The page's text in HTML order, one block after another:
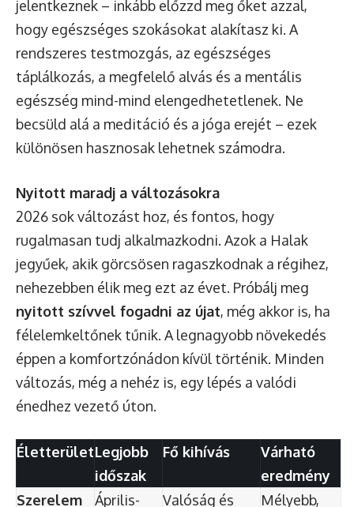
jelentkeznek – inkább előzzd meg őket azzal,
hogy egészséges szokásokat alakítasz ki. A
rendszeres testmozgás, az egészséges
táplálkozás, a megfelelő alvás és a mentális
egészség mind-mind elengedhetetlenek. Ne
becsüld alá a meditáció és a jóga erejét – ezek
különösen hasznosak lehetnek számodra.
Nyitott maradj a változásokra
2026 sok változást hoz, és fontos, hogy
rugalmasan tudj alkalmazkodni. Azok a Halak
jegyűek, akik görcsösen ragaszkodnak a régihez,
nehezebben élik meg ezt az évet. Próbálj meg
nyitott szívvel fogadni az újat, még akkor is, ha
félelemkeltőnek tűnik. A legnagyobb növekedés
éppen a komfortzónádon kívül történik. Minden
változás, még a nehéz is, egy lépés a valódi
énedhez vezető úton.
ÉletterületLegjobb
időszak
Fő kihívás
Várható
eredmény
Szerelem
Április-
Valóság és
Mélyebb,